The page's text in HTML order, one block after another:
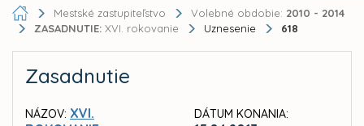
Mestské zastupiteľstvo Volebné obdobie: 2010 - 2014
ZASADNUTIE: XVI. rokovanie Uznesenie 618
Zasadnutie
NÁZOV: XVI.
DÁTUM KONANIA: